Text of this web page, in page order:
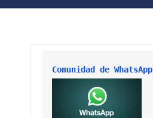
Comunidad de WhatsApp